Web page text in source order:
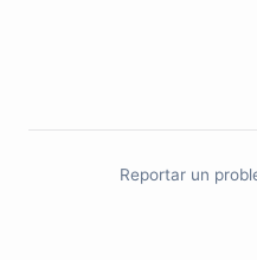
Reportar un